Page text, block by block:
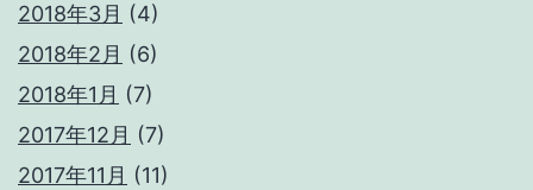
2018年3月 (4)
2018年2月 (6)
2018年1月 (7)
2017年12月 (7)
2017年11月 (11)